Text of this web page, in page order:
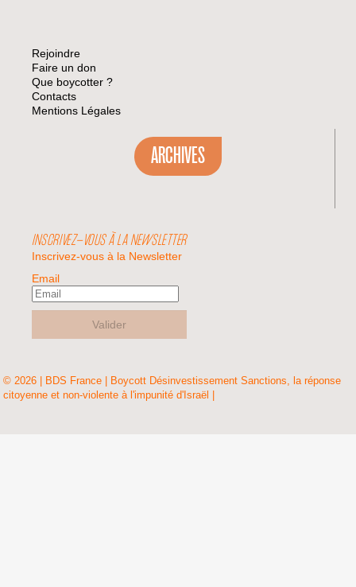
Rejoindre
Faire un don
Que boycotter ?
Contacts
Mentions Légales
ARCHIVES
INSCRIVEZ-VOUS À LA NEWSLETTER
Inscrivez-vous à la Newsletter
Email
Valider
© 2026 | BDS France | Boycott Désinvestissement Sanctions, la réponse
citoyenne et non-violente à l'impunité d'Israël |